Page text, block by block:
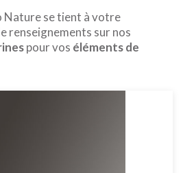
Nature se tient à votre
renseignements sur nos
pour vos éléments de